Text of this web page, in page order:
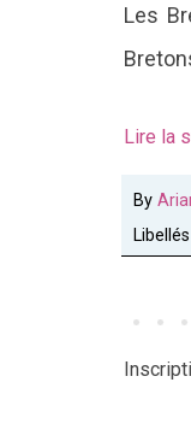
Les
Lire la
By